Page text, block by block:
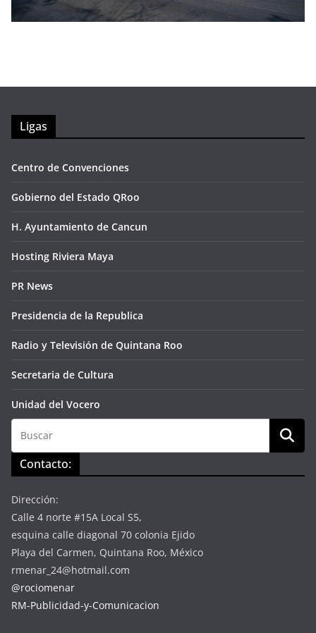
Ligas
Centro de Convenciones
Gobierno del Estado QRoo
H. Ayuntamiento de Cancun
Hosting Riviera Maya
PR News
Presidencia de la Republica
Radio y Televisión de Quintana Roo
Secretaria de Cultura
Unidad del Vocero
Contacto:
Dirección:
Calle 4 norte #15A Local S5,
esquina calle diagonal 70 colonia Ejido
Playa del Carmen, Quintana Roo, México
rmenar_24@hotmail.com
@rociomenar
RM-Publicidad-y-Comunicacion